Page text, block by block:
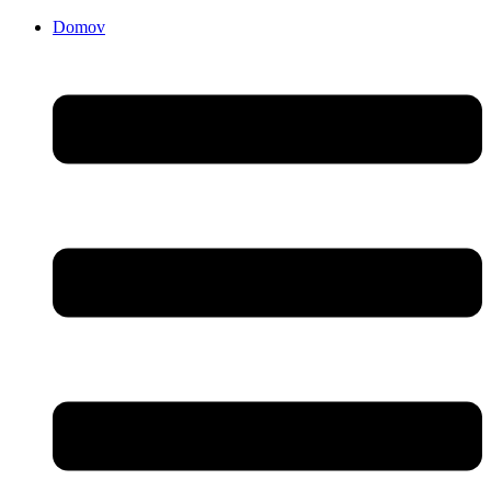
Domov